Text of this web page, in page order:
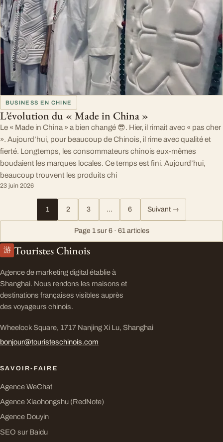
BUSINESS EN CHINE
L’évolution du « Made in China »
Le « Made in China » a bien changé 😎. Hier, il rimait avec « pas cher
». Aujourd’hui, pour beaucoup de Chinois, il rime avec qualité et
fierté. Longtemps, les consommateurs chinois eux-mêmes
boudaient les marques locales. Ce temps est fini. Aujourd’hui,
beaucoup trouvent les produits chi
23 juin 2026
1 2 3 … 6 Suivant →
Page 1 sur 6 · 61 articles
游 Touristes Chinois
Agence de marketing digital établie à
Shanghai. Nous rendons les maisons et
destinations françaises visibles auprès
des voyageurs chinois.
Wheelock Square, 1717 Nanjing Xi Lu, Shanghai
bonjour@touristeschinois.com
SAVOIR-FAIRE
Agence WeChat
Agence Xiaohongshu (RedNote)
Agence Douyin
SEO sur Baidu